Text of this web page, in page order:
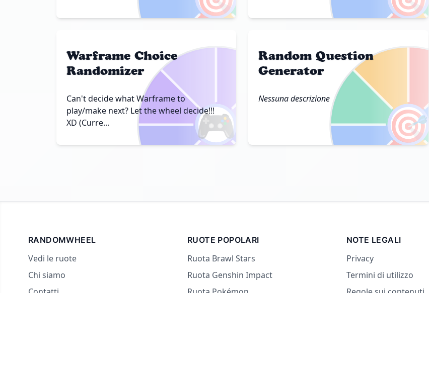
🎮
Warframe Choice
Randomizer
Can't decide what Warframe to
play/make next? Let the wheel decide!!!
XD (Curre...
🎯
Random Question
Generator
Nessuna descrizione
RANDOMWHEEL
Vedi le ruote
Chi siamo
Contatti
RUOTE POPOLARI
Ruota Brawl Stars
Ruota Genshin Impact
Ruota Pokémon
NOTE LEGALI
Privacy
Termini di utilizzo
Regole sui contenuti